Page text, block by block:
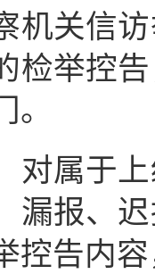
机关信
检举控
。
属于上
漏报、
控告内